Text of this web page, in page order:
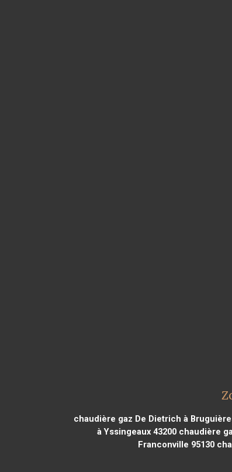
chaudière gaz De Dietrich à
à Yssingeaux 43200 chaudière
Franconville 95130